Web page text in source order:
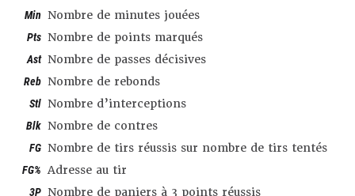
Min Nombre de minutes jouées
Pts Nombre de points marqués
Ast Nombre de passes décisives
Reb Nombre de rebonds
Stl Nombre d’interceptions
Blk Nombre de contres
FG Nombre de tirs réussis sur nombre de tirs tentés
FG% Adresse au tir
3P Nombre de paniers à 3 points réussis